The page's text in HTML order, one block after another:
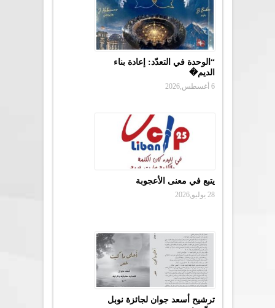
“الوحدة في التعدّد: إعادة بناء
الديم�
6 أغسطس,2026
يتبع في معنى الأعجوبة
28 يوليو,2026
ترشيح أسعد جوان لجائزة نوبل